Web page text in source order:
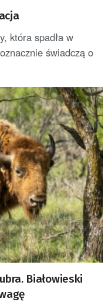
która spadła w
świadczą o
Białowieski